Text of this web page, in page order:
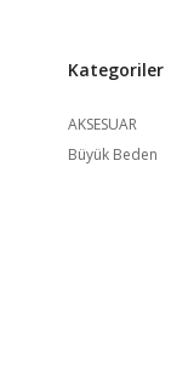
Kategoriler
AKSESUAR
Büyük Beden